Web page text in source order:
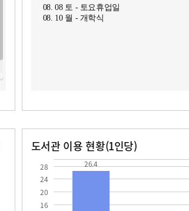
08. 08 토 - 토요휴업일
08. 10 월 - 개학식
도서관 이용 현황(1인당)
16
20
24
28 26.4